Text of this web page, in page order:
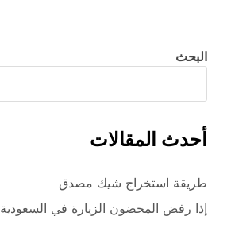
البحث
أحدث المقالات
طريقة استخراج شيك مصدق
إذا رفض المحضون الزيارة في السعودية